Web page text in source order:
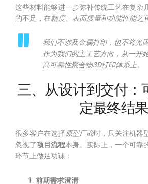
这些材料能够进一步弥补传统工艺在复杂
的不足，在精度、表面质量和功能性能之
我们不涉及金属打印，也不将光
作为我们的主工艺方向，从一开
高可靠性聚合物3D打印体系上。
三、从设计到交付：
定最终结果
很多客户在选择原型厂商时，只关注机器
忽视了项目流程本身。实际上，一个可靠
环节上做足功课：
前期需求澄清